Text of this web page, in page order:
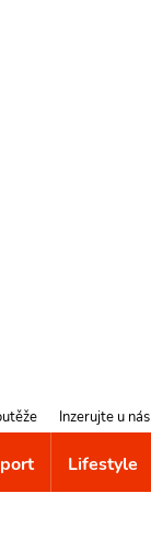
Inzerujte u nás
Lifestyle